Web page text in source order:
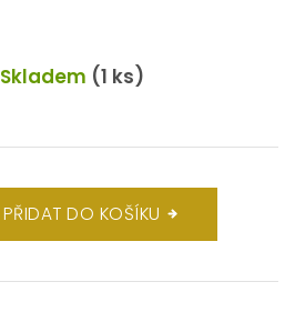
Skladem (1 ks)
PŘIDAT DO KOŠÍKU